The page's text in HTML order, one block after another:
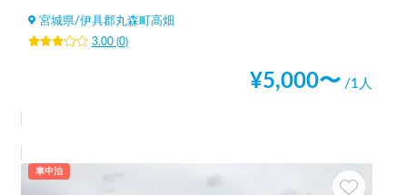
宮城県/伊具郡丸森町高畑
3.00(0)
¥5,000〜 /1人
車中泊